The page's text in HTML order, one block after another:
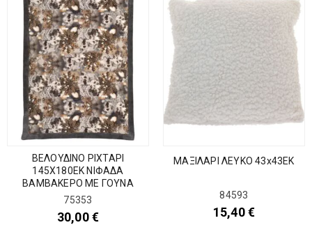
ΒΕΛΟΥΔΙΝΟ ΡΙΧΤΑΡΙ
145Χ180ΕΚ ΝΙΦΑΔΑ
ΒΑΜΒΑΚΕΡΟ ΜΕ ΓΟΥΝΑ
75353
30,00€
ΜΑΞΙΛΑΡΙ ΛΕΥΚΟ 43x43EK
84593
15,40€